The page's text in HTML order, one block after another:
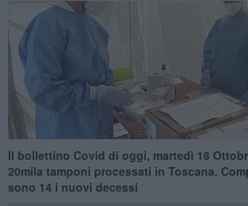
Il bollettino Covid di oggi, martedì 18
20mila tamponi processati in Toscana.
sono 14 i nuovi decessi